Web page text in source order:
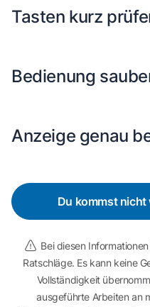
Tasten kurz
Bedienung
Anzeige genau
Du kommst nicht
Bei diesen
Ratschläge. Es kann keine
Vollständigkeit
ausgeführte Arbeiten an